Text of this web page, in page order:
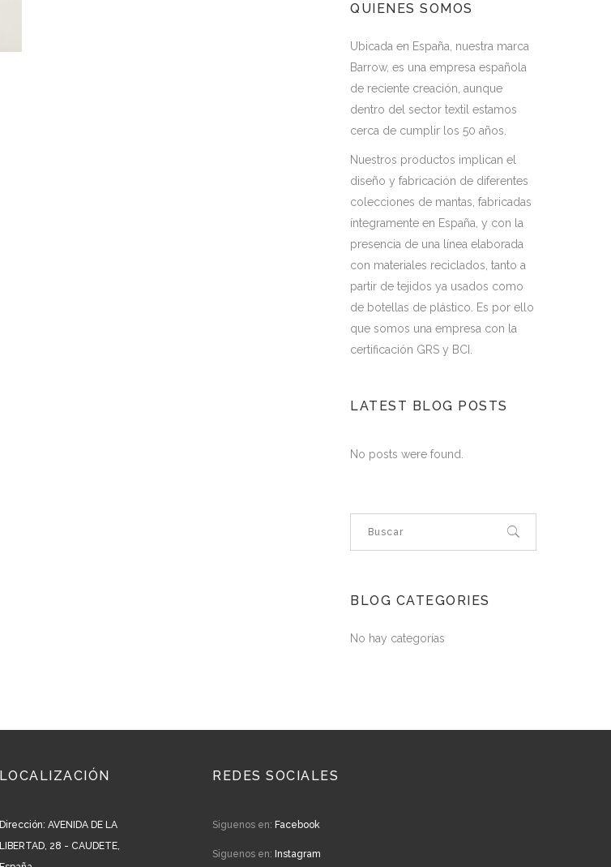
QUIENES SOMOS
Ubicada en España, nuestra marca
Barrow, es una empresa española
de reciente creación, aunque
dentro del sector textil estamos
cerca de cumplir los 50 años.
Nuestros productos implican el
diseño y fabricación de diferentes
colecciones de mantas, fabricadas
íntegramente en España, y con la
presencia de una línea elaborada
con materiales reciclados, tanto a
partir de tejidos ya usados como
de botellas de plástico. Es por ello
que somos una empresa con la
certificación GRS y BCI.
LATEST BLOG POSTS
No posts were found.
BLOG CATEGORIES
No hay categorías
LOCALIZACIÓN
Dirección: AVENIDA DE LA
LIBERTAD, 28 - CAUDETE,
REDES SOCIALES
Siguenos en: Facebook
Siguenos en: Instagram